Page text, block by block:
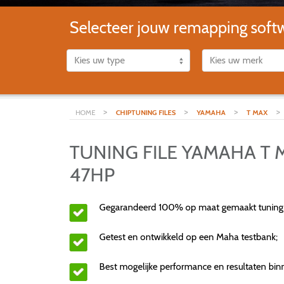
Selecteer jouw remapping
HOME > CHIPTUNING FILES > YAMAHA > T MAX >
TUNING FILE YAMAHA T
47HP
Gegarandeerd 100% op maat gemaakt
Getest en ontwikkeld op een Maha testbank;
Best mogelijke performance en resultaten